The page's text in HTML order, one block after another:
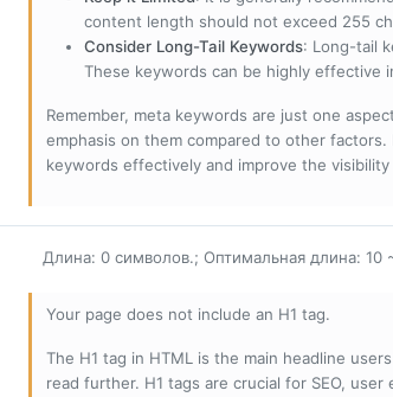
content length should not exceed 255
Consider Long-Tail Keywords: Long-tail
These keywords can be highly
Remember, meta keywords are just one
emphasis on them compared to other
keywords effectively and improve the
Длина: 0 символов.; Оптимальная длина: 10
Your page does not include an H1 tag.
The H1 tag in HTML is the main headline
read further. H1 tags are crucial for SEO,